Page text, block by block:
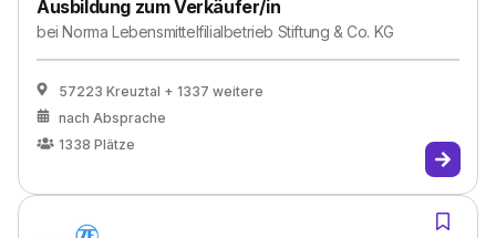
Ausbildung zum Verkäufer/in
beiNorma Lebensmittelfilialbetrieb Stiftung & Co. KG
57223 Kreuztal + 1337 weitere
nach Absprache
1338 Plätze